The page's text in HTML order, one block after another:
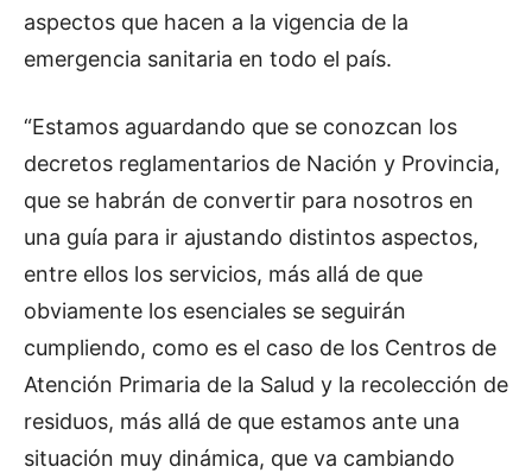
aspectos que hacen a la vigencia de la
emergencia sanitaria en todo el país.
“Estamos aguardando que se conozcan los
decretos reglamentarios de Nación y Provincia,
que se habrán de convertir para nosotros en
una guía para ir ajustando distintos aspectos,
entre ellos los servicios, más allá de que
obviamente los esenciales se seguirán
cumpliendo, como es el caso de los Centros de
Atención Primaria de la Salud y la recolección de
residuos, más allá de que estamos ante una
situación muy dinámica, que va cambiando